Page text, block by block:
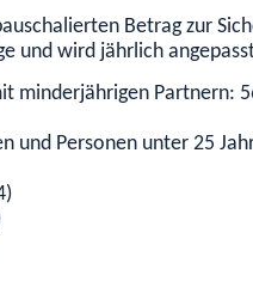
Betrag zur
und wird jährlich
minderjährigen Partnern:
und Personen unter 25